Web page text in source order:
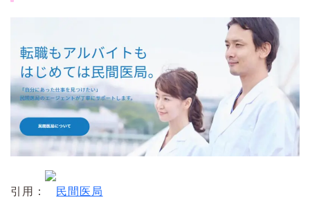
引用： 民間医局